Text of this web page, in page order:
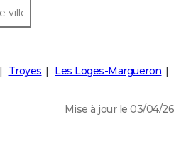
Troyes
Les Loges-Margueron
Mise à jour le 03/04/26